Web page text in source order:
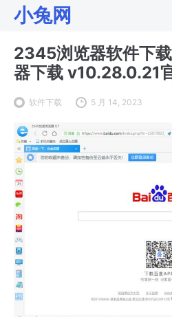
小兔网
2345浏览器软件下
器下载 v10.28.0.21
软件下载 5 月 14, 2023